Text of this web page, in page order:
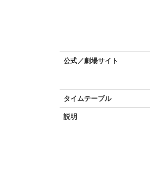
公式／劇場サイト
タイムテーブル
説明